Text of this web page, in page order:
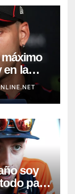
en la
una
soy
para